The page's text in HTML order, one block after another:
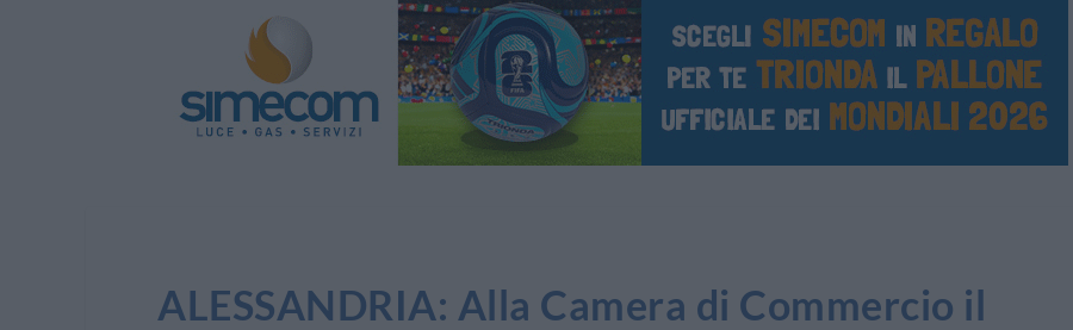
ALESSANDRIA: Alla Camera di Commercio il